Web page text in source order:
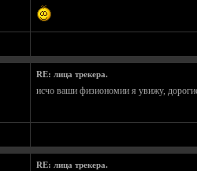
RE: лица трекера.
исчо ваши физиономии я увижу,
RE: лица трекера.